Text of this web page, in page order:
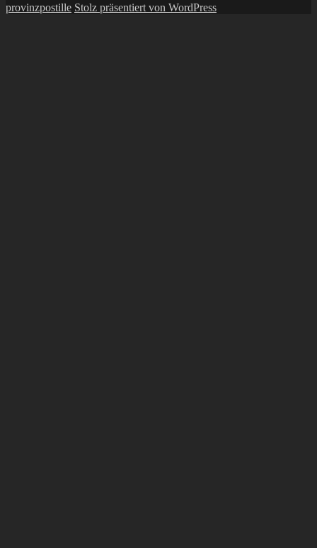
provinzpostille Stolz präsentiert von WordPress